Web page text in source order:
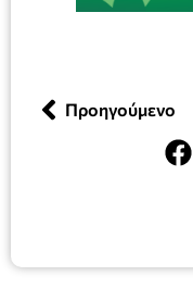
Προηγούμενο